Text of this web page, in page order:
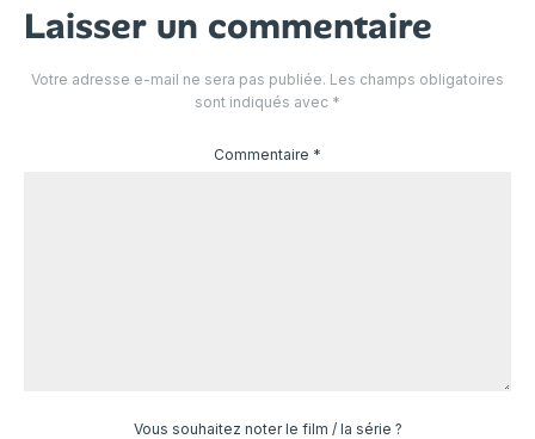
Laisser un commentaire
Votre adresse e-mail ne sera pas publiée. Les champs obligatoires
sont indiqués avec *
Commentaire *
Vous souhaitez noter le film / la série ?